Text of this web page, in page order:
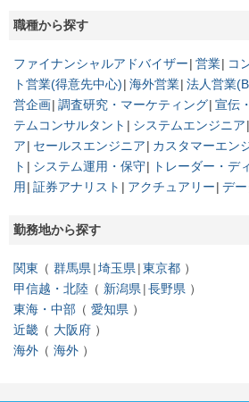
職種から探す
ファイナンシャルアドバイザー 営業 コ
ト営業(得意先中心) 海外営業 法人営業
営企画 調査研究・マーケティング 宣伝
テムコンサルタント
システムエンジニア
ア
セールスエンジニア カスタマーエン
ト
システム運用・保守 トレーダー・デ
用
証券アナリスト アクチュアリー デ
勤務地から探す
関東 群馬県 埼玉県 東京都
甲信越・北陸
新潟県 長野県
東海・中部
愛知県
近畿
大阪府
海外
海外